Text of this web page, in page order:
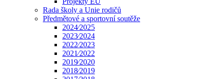
Rada školy a Unie rodičů
Předmětové a sportovní soutěže
2024⁄2025
2023⁄2024
2022⁄2023
2021⁄2022
2019⁄2020
2018⁄2019